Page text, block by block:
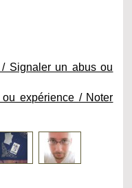
Signaler un abus ou
expérience / Noter